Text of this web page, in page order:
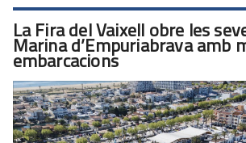
La Fira del Vaixell obre les
Marina d’Empuriabrava amb
embarcacions